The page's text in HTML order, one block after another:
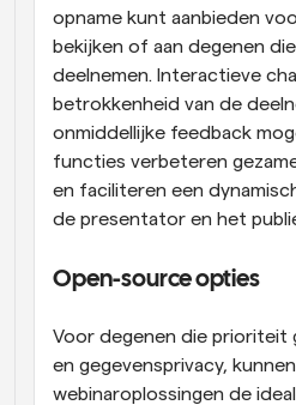
opname kunt aanbieden
bekijken of aan degenen
deelnemen. Interactieve
betrokkenheid van de
onmiddellijke feedback
functies verbeteren
en faciliteren een
de presentator en het
Open-source opties
Voor degenen die prioriteit
en gegevensprivacy,
webinaroplossingen de